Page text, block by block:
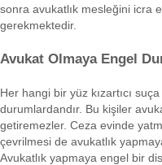
sonra avukatlık mesleğini icra
gerekmektedir.
Avukat Olmaya Engel
Her hangi bir yüz kızartıcı
durumlardandır. Bu kişiler
getiremezler. Ceza evinde
çevrilmesi de avukatlık
Avukatlık yapmaya engel bir